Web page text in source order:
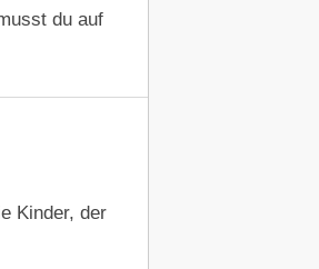
du auf
Kinder, der